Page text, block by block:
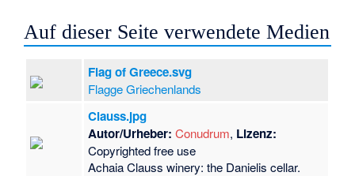
Auf dieser Seite verwendete Medien
Flag of Greece.svg
Flagge Griechenlands
Clauss.jpg
Autor/Urheber: Conudrum, Lizenz:
Copyrighted free use
Achaia Clauss winery: the Danielis cellar.